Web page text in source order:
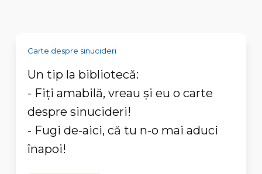
Carte despre sinucideri
Un tip la bibliotecă:
- Fiţi amabilă, vreau şi eu o carte
despre sinucideri!
- Fugi de-aici, că tu n-o mai aduci
înapoi!